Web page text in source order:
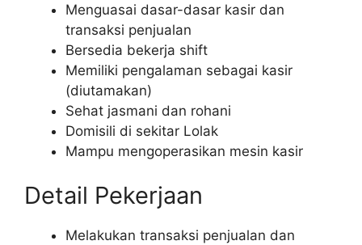
Menguasai dasar-dasar kasir dan
transaksi penjualan
Bersedia bekerja shift
Memiliki pengalaman sebagai kasir
(diutamakan)
Sehat jasmani dan rohani
Domisili di sekitar Lolak
Mampu mengoperasikan mesin kasir
Detail Pekerjaan
Melakukan transaksi penjualan dan